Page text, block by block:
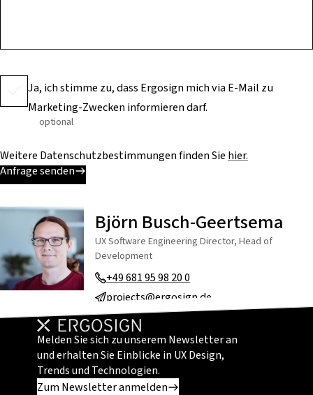
Ja, ich stimme zu, dass Ergosign mich via E-Mail zu
Marketing-Zwecken informieren darf.
optional
Weitere Datenschutzbestimmungen finden Sie hier.
Anfrage senden
Björn Busch-Geertsema
UX Software Engineering Director, Head of
Development
+49 681 95 98 20 0
projects@ergosign.de
Melden Sie sich zu unserem Newsletter an
und erhalten Sie Einblicke in UX Design,
Trends und Technologien.
Zum Newsletter anmelden